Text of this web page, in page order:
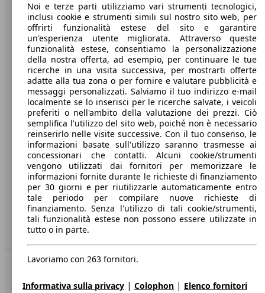
Benvenuti su AutoScout24, il mercato auto europeo.
Società
A proposito di AutoScout24
Stampa
Media
Condizioni generali
Informazioni
Privacy
Dichiarazione di Accessibilità
Servizi
Area rivenditori
Sempre con te
Noi e terze parti utilizziamo vari strumenti tecnologici,
inclusi cookie e strumenti simili sul nostro sito web, per
offrirti funzionalità estese del sito e garantire
un'esperienza utente migliorata. Attraverso queste
funzionalità estese, consentiamo la personalizzazione
della nostra offerta, ad esempio, per continuare le tue
ricerche in una visita successiva, per mostrarti offerte
adatte alla tua zona o per fornire e valutare pubblicità e
messaggi personalizzati. Salviamo il tuo indirizzo e-mail
localmente se lo inserisci per le ricerche salvate, i veicoli
preferiti o nell'ambito della valutazione dei prezzi. Ciò
semplifica l'utilizzo del sito web, poiché non è necessario
reinserirlo nelle visite successive. Con il tuo consenso, le
informazioni basate sull'utilizzo saranno trasmesse ai
concessionari che contatti. Alcuni cookie/strumenti
vengono utilizzati dai fornitori per memorizzare le
informazioni fornite durante le richieste di finanziamento
per 30 giorni e per riutilizzarle automaticamente entro
tale periodo per compilare nuove richieste di
finanziamento. Senza l'utilizzo di tali cookie/strumenti,
tali funzionalità estese non possono essere utilizzate in
tutto o in parte.
Lavoriamo con 263 fornitori.
Informativa sulla privacy | Colophon | Elenco fornitori